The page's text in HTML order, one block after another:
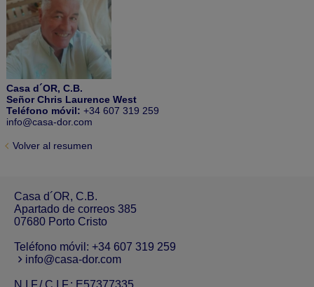
Casa d´OR, C.B.
Señor Chris Laurence West
Teléfono móvil: +34 607 319 259
info@casa-dor.com
Volver al resumen
Casa d´OR, C.B.
Apartado de correos 385
07680 Porto Cristo
Teléfono móvil: +34 607 319 259
info@casa-dor.com